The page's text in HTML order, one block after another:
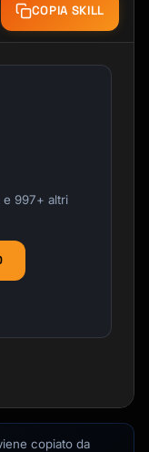
COPIA SKILL
e 997+ altri
copiato da